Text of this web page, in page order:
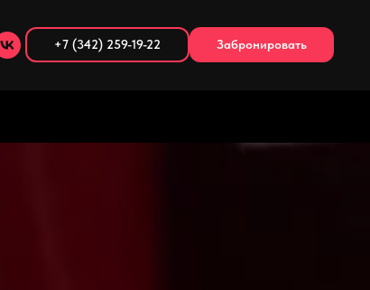
+7 (342) 259-19-22 Забронировать